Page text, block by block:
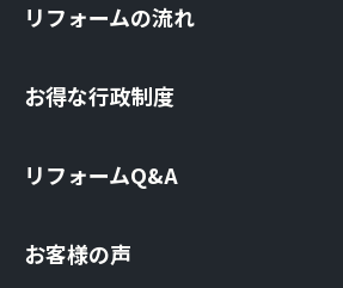
リフォームの流れ
お得な⾏政制度
リフォームQ&A
お客様の声